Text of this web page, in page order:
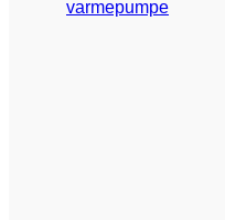
varmepumpe